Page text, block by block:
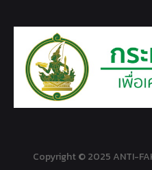
Copyright © 2025 ANTI-